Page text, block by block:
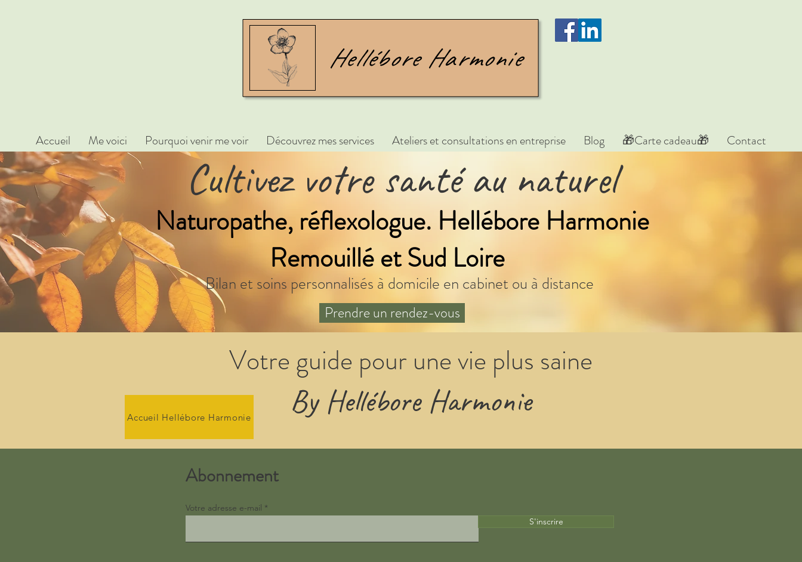
Accueil Me voici Pourquoi venir me voir Découvrez mes services Ateliers et consultations en entreprise Blog 🎁Carte cadeau🎁 Contact
Cultivez votre santé au naturel
Naturopathe, réflexologue. Hellébore Harmonie
Remouillé et Sud Loire
Bilan et soins personnalisés à domicile en cabinet ou à distance
Prendre un rendez-vous
Accueil Hellébore Harmonie
Votre guide pour une vie plus saine
By Hellébore Harmonie
Abonnement
Votre adresse e-mail
S'inscrire